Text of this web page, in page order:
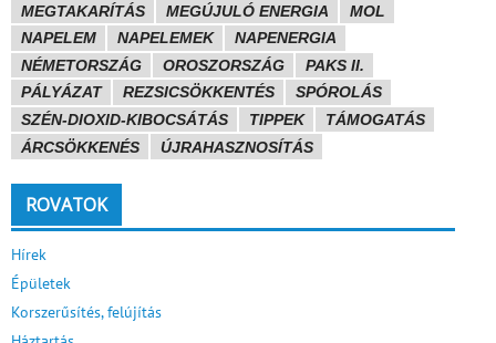
MEGTAKARÍTÁS
MEGÚJULÓ ENERGIA
MOL
NAPELEM
NAPELEMEK
NAPENERGIA
NÉMETORSZÁG
OROSZORSZÁG
PAKS II.
PÁLYÁZAT
REZSICSÖKKENTÉS
SPÓROLÁS
SZÉN-DIOXID-KIBOCSÁTÁS
TIPPEK
TÁMOGATÁS
ÁRCSÖKKENÉS
ÚJRAHASZNOSÍTÁS
ROVATOK
Hírek
Épületek
Korszerűsítés, felújítás